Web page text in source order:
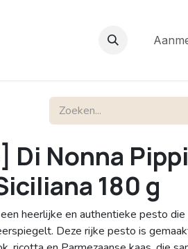
Di Nonna
180 g
heerlijke en authentieke pesto
Deze rijke pesto is